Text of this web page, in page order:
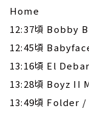
Home
12:37頃 Bobby
12:45頃
13:16頃 El
13:28頃 Boyz II
13:49頃 Folder